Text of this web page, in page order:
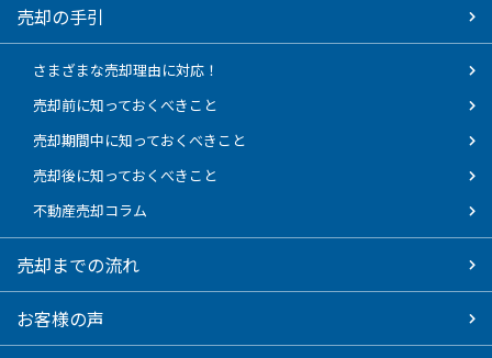
売却の手引
さまざまな売却理由に対応！
売却前に知っておくべきこと
売却期間中に知っておくべきこと
売却後に知っておくべきこと
不動産売却コラム
売却までの流れ
お客様の声